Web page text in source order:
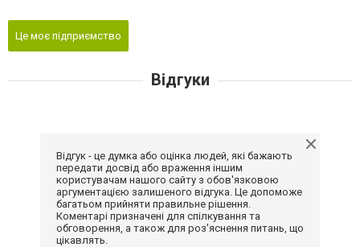
Це моє підприємство
Відгуки
Відгук - це думка або оцінка людей, які бажають
передати досвід або враження іншим
користувачам нашого сайту з обов'язковою
аргументацією залишеного відгука. Це допоможе
багатьом прийняти правильне рішення.
Коментарі призначені для спілкування та
обговорення, а також для роз'яснення питань, що
цікавлять.